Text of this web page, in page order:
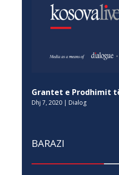
Grantet e Prodhimit
Dhj 7, 2020| Dialog
BARAZI